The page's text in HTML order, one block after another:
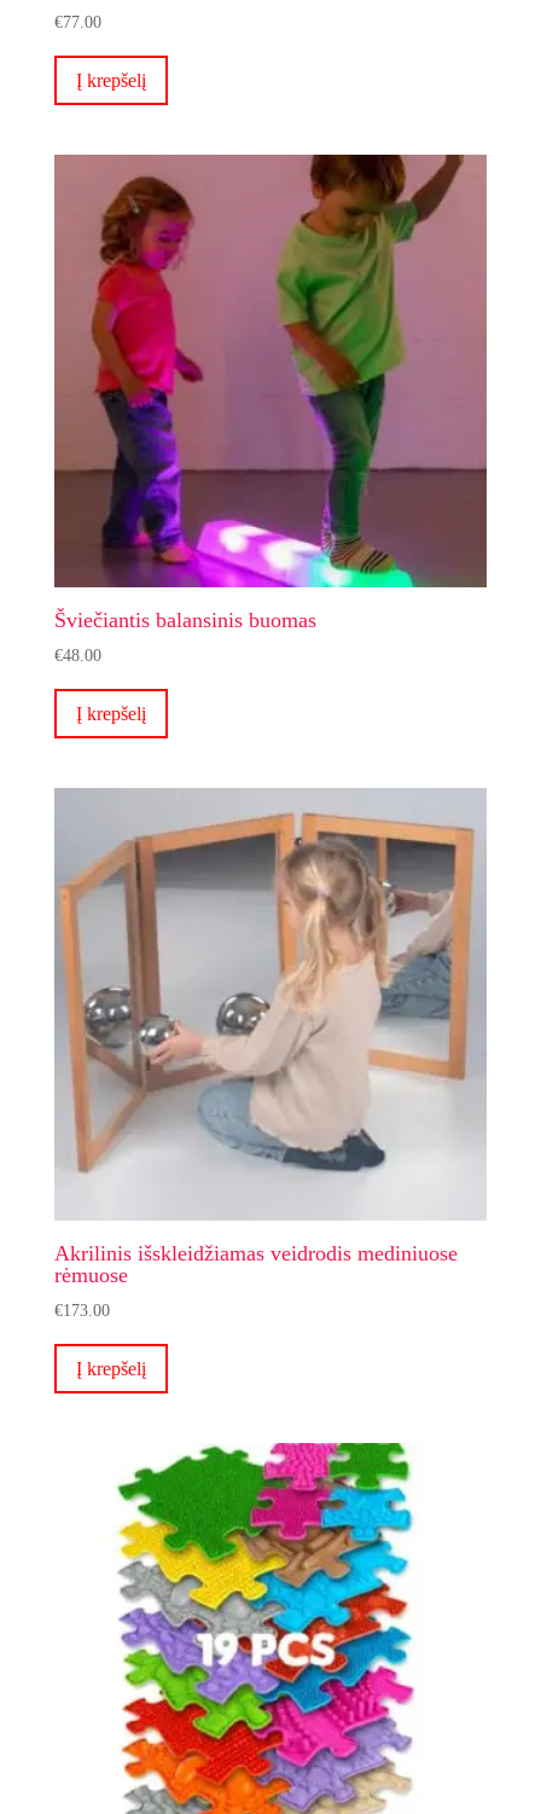
€77.00
Į krepšelį
Šviečiantis balansinis buomas
€48.00
Į krepšelį
Akrilinis išskleidžiamas veidrodis mediniuose
rėmuose
€173.00
Į krepšelį